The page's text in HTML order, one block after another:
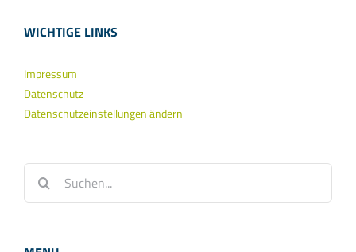
WICHTIGE LINKS
Impressum
Datenschutz
Datenschutzeinstellungen ändern
nach: